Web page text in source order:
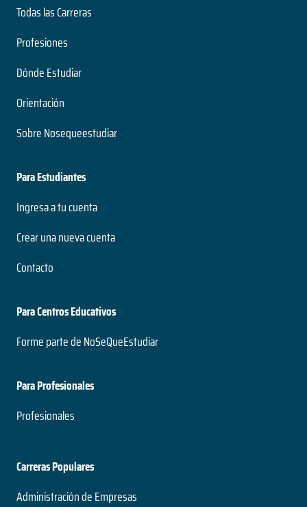
Todas las Carreras
Profesiones
Dónde Estudiar
Orientación
Sobre Nosequeestudiar
Para Estudiantes
Ingresa a tu cuenta
Crear una nueva cuenta
Contacto
Para Centros Educativos
Forme parte de NoSeQueEstudiar
Para Profesionales
Profesionales
Carreras Populares
Administración de Empresas